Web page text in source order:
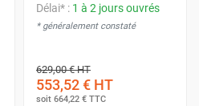
Délai* : 1 à 2 jours ouvrés
* généralement constaté
629,00 €HT
553,52 € HT
soit 664,22 € TTC